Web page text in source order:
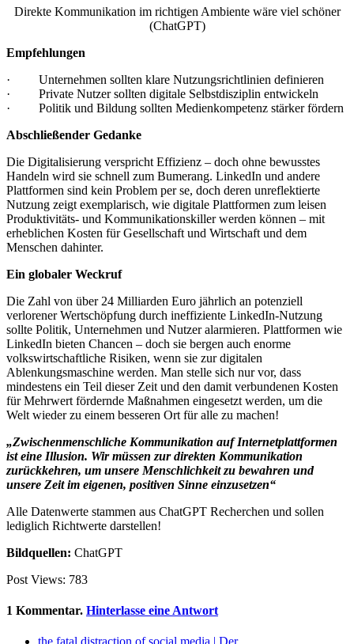
Direkte Kommunikation im richtigen Ambiente wäre viel schöner
(ChatGPT)
Empfehlungen
· Unternehmen sollten klare Nutzungsrichtlinien definieren
· Private Nutzer sollten digitale Selbstdisziplin entwickeln
· Politik und Bildung sollten Medienkompetenz stärker fördern
Abschließender Gedanke
Die Digitalisierung verspricht Effizienz – doch ohne bewusstes
Handeln wird sie schnell zum Bumerang. LinkedIn und andere
Plattformen sind kein Problem per se, doch deren unreflektierte
Nutzung zeigt exemplarisch, wie digitale Plattformen zum leisen
Produktivitäts- und Kommunikationskiller werden können – mit
erheblichen Kosten für Gesellschaft und Wirtschaft und dem
Menschen dahinter.
Ein globaler Weckruf
Die Zahl von über 24 Milliarden Euro jährlich an potenziell
verlorener Wertschöpfung durch ineffiziente LinkedIn-Nutzung
sollte Politik, Unternehmen und Nutzer alarmieren. Plattformen wie
LinkedIn bieten Chancen – doch sie bergen auch enorme
volkswirtschaftliche Risiken, wenn sie zur digitalen
Ablenkungsmaschine werden. Man stelle sich nur vor, dass
mindestens ein Teil dieser Zeit und den damit verbundenen Kosten
für Mehrwert fördernde Maßnahmen eingesetzt werden, um die
Welt wieder zu einem besseren Ort für alle zu machen!
„Zwischenmenschliche Kommunikation auf Internetplattformen
ist eine Illusion. Wir müssen zur direkten Kommunikation
zurückkehren, um unsere Menschlichkeit zu bewahren und
unsere Zeit im eigenen, positiven Sinne einzusetzen“
Alle Datenwerte stammen aus ChatGPT Recherchen und sollen
lediglich Richtwerte darstellen!
Bildquellen: ChatGPT
Post Views: 783
1 Kommentar. Hinterlasse eine Antwort